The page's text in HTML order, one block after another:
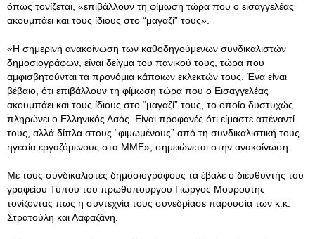
όπως τονίζεται, «επιβάλλουν τη φίμωση τώρα που ο εισαγγελέας
ακουμπάει και τους ίδιους στο “μαγαζί” τους».
«Η σημερινή ανακοίνωση των καθοδηγούμενων συνδικαλιστών
δημοσιογράφων, είναι δείγμα του πανικού τους, τώρα που
αμφισβητούνται τα προνόμια κάποιων εκλεκτών τους. Ένα είναι
βέβαιο, ότι επιβάλλουν τη φίμωση τώρα που ο Εισαγγελέας
ακουμπάει και τους ίδιους στο “μαγαζί” τους, το οποίο δυστυχώς
πληρώνει ο Ελληνικός Λαός. Είναι προφανές ότι είμαστε απέναντί
τους, αλλά δίπλα στους “φιμωμένους” από τη συνδικαλιστική τους
ηγεσία εργαζόμενους στα ΜΜΕ», σημειώνεται στην ανακοίνωση.
Με τους συνδικαλιστές δημοσιογράφους τα έβαλε ο διευθυντής του
γραφείου Τύπου του πρωθυπουργού Γιώργος Μουρούτης
τονίζοντας πως η συντεχνία τους συνεδρίασε παρουσία των κ.κ.
Στρατούλη και Λαφαζάνη.